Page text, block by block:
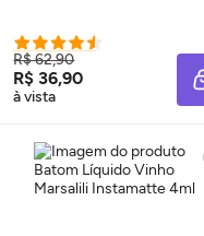
R$ 62,90
R$ 36,90
à vista